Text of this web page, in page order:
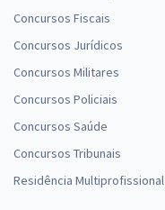
Concursos Fiscais
Concursos Jurídicos
Concursos Militares
Concursos Policiais
Concursos Saúde
Concursos Tribunais
Residência Multiprofissional